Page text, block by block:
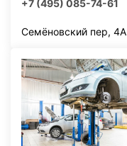
+7 (495) 085-74-61
Семёновский пер, 4А